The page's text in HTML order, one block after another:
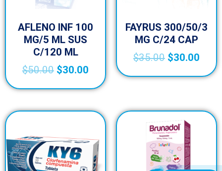
AFLENO INF 100
MG/5 ML SUS
C/120 ML
$50.00 $30.00
FAYRUS 300/50/3
MG C/24 CAP
$35.00 $30.00